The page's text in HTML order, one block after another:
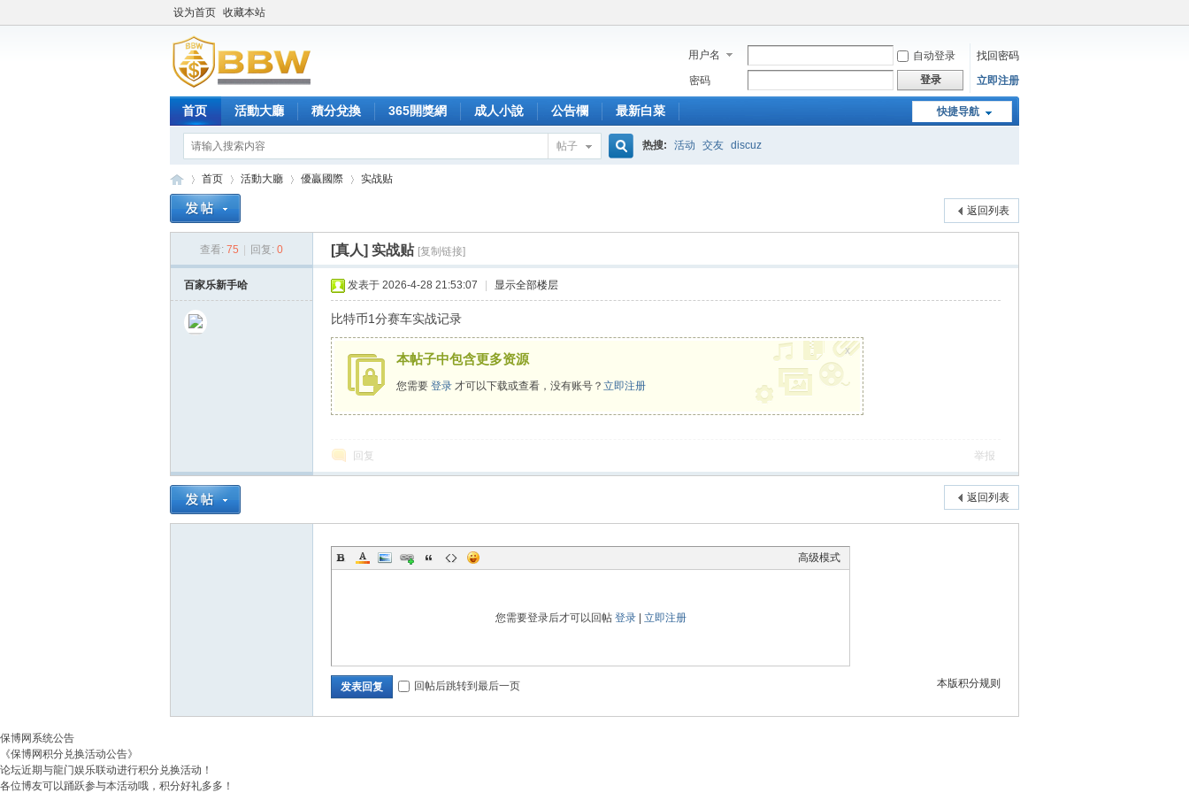
设为首页 收藏本站
用户名 自动登录
找回密码
密码
登录 立即注册
快捷导航
首页 活動大廳 積分兌換 365開獎網 成人小說 公告欄 最新白菜
帖子 热搜: 活动 交友 discuz
首页 活動大廳 優贏國際
›
实战贴
返回列表
查看: 75 回复: 0 [真人] 实战贴 [复制链接]
百家乐新手哈 发表于 2026-4-28 21:53:07 显示全部楼层
比特币1分赛车实战记录
本帖子中包含更多资源
您需要 登录 才可以下载或查看，没有账号？ 立即注册
x
回复 举报
返回列表
高级模式
您需要登录后才可以回帖 登录| 立即注册
本版积分规则
发表回复 回帖后跳转到最后一页
保博网系统公告
《保博网积分兑换活动公告》
论坛近期与龍门娱乐联动进行积分兑换活动！
各位博友可以踊跃参与本活动哦，积分好礼多多！